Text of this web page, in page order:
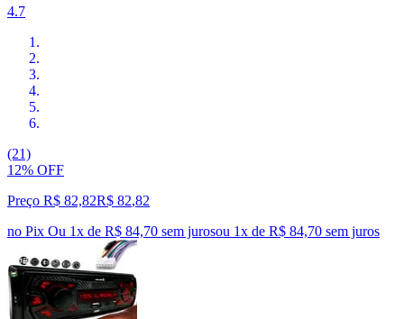
4.7
(21)
12% OFF
Preço R$ 82,82R$ 82,82
no Pix Ou 1x de R$ 84,70 sem jurosou 1x de R$ 84,70 sem juros